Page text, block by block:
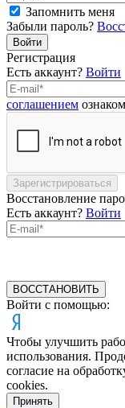
Запомнить меня
Забыли пароль?
Войти
Регистрация
Есть аккаунт? Войти
соглашением
Зарегистрироваться
Восстановление
Есть аккаунт? Войти
ВОССТАНОВИТЬ
Войти с помощью:
Чтобы улучшить
использования.
согласие на
cookies.
Принять